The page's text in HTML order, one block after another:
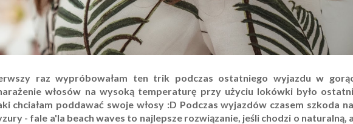
raz wypróbowałam ten trik podczas ostatniego wyjazdu w
włosów na wysoką temperaturę przy użyciu lokówki było
chciałam poddawać swoje włosy :D Podczas wyjazdów czasem szkoda
- fale a'la beach waves to najlepsze rozwiązanie, jeśli chodzi o naturalną,